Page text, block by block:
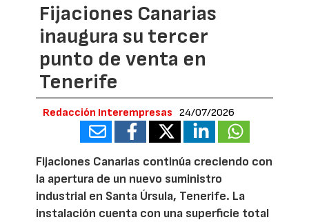
Fijaciones Canarias
inaugura su tercer
punto de venta en
Tenerife
Redacción Interempresas 24/07/2026
Fijaciones Canarias continúa creciendo con
la apertura de un nuevo suministro
industrial en Santa Úrsula, Tenerife. La
instalación cuenta con una superficie total